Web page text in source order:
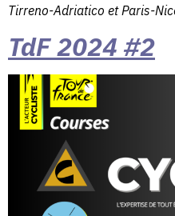
Tirreno-Adriatico et Paris-
TdF 2024 #2